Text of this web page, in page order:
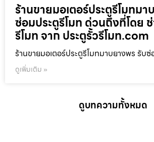
ร้านขายมอเตอร์ประตูรีโมทม
ซ่อมประตูรีโมท ด่วนถึงที่โดย
รีโมท จาก ประตูรั้วรีโมท.com
ร้านขายมอเตอร์ประตูรีโมทมาบยางพร รับซ่
ดูเพิ่มเติม »
ดูบทความทั้งหมด